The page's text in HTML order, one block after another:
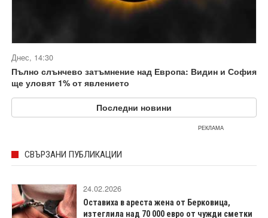
Днес, 14:30
Пълно слънчево затъмнение над Европа: Видин и София
ще уловят 1% от явлението
Последни новини
РЕКЛАМА
СВЪРЗАНИ ПУБЛИКАЦИИ
24.02.2026
Оставиха в ареста жена от Берковица,
изтеглила над 70 000 евро от чужди сметки